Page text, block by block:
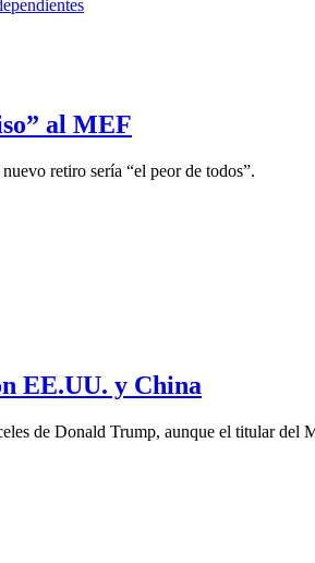
al MEF
retiro sería “el peor de todos”.
EE.UU. y China
de Donald Trump, aunque el titular del